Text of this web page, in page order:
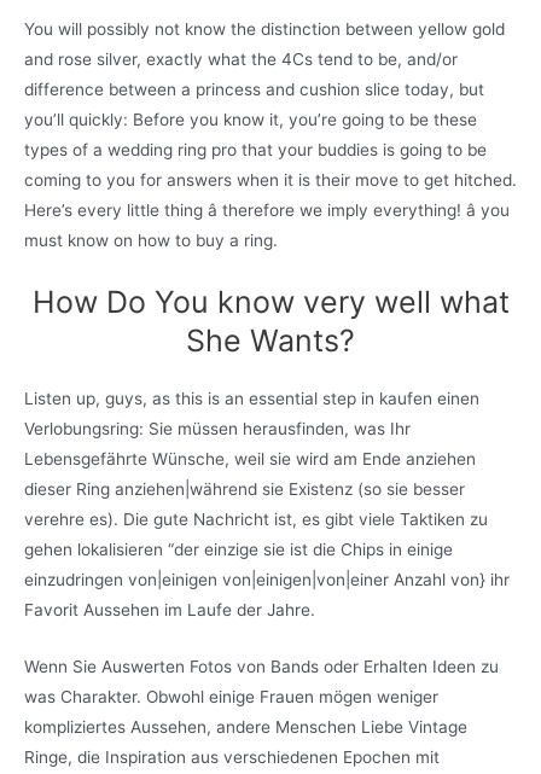
You will possibly not know the distinction between yellow gold
and rose silver, exactly what the 4Cs tend to be, and/or
difference between a princess and cushion slice today, but
you’ll quickly: Before you know it, you’re going to be these
types of a wedding ring pro that your buddies is going to be
coming to you for answers when it is their move to get hitched.
Here’s every little thing â therefore we imply everything! â you
must know on how to buy a ring.
How Do You know very well what
She Wants?
Listen up, guys, as this is an essential step in kaufen einen
Verlobungsring: Sie müssen herausfinden, was Ihr
Lebensgefährte Wünsche, weil sie wird am Ende anziehen
dieser Ring anziehen|während sie Existenz (so sie besser
verehre es). Die gute Nachricht ist, es gibt viele Taktiken zu
gehen lokalisieren “der einzige sie ist die Chips in einige
einzudringen von|einigen von|einigen|von|einer Anzahl von} ihr
Favorit Aussehen im Laufe der Jahre.
Wenn Sie Auswerten Fotos von Bands oder Erhalten Ideen zu
was Charakter. Obwohl einige Frauen mögen weniger
kompliziertes Aussehen, andere Menschen Liebe Vintage
Ringe, die Inspiration aus verschiedenen Epochen mit